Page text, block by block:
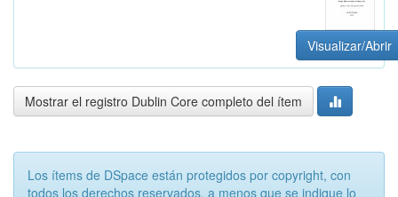
Visualizar/Abrir
Mostrar el registro Dublin Core completo del ítem
Los ítems de DSpace están protegidos por copyright, con
todos los derechos reservados, a menos que se indique lo